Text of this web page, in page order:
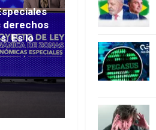
derechos
Es lo